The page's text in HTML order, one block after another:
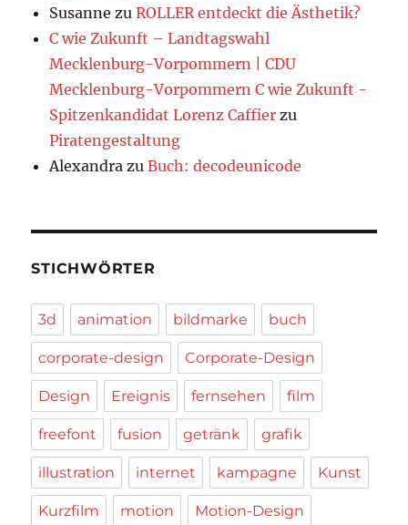
Susanne zuROLLER entdeckt die Ästhetik?
C wie Zukunft – Landtagswahl
Mecklenburg-Vorpommern | CDU
Mecklenburg-Vorpommern C wie Zukunft -
Spitzenkandidat Lorenz Caffier zu
Piratengestaltung
Alexandra zuBuch: decodeunicode
STICHWÖRTER
3d animation bildmarke buch
corporate-design Corporate-Design
Design Ereignis fernsehen film
freefont fusion getränk grafik
illustration internet kampagne Kunst
Kurzfilm motion Motion-Design